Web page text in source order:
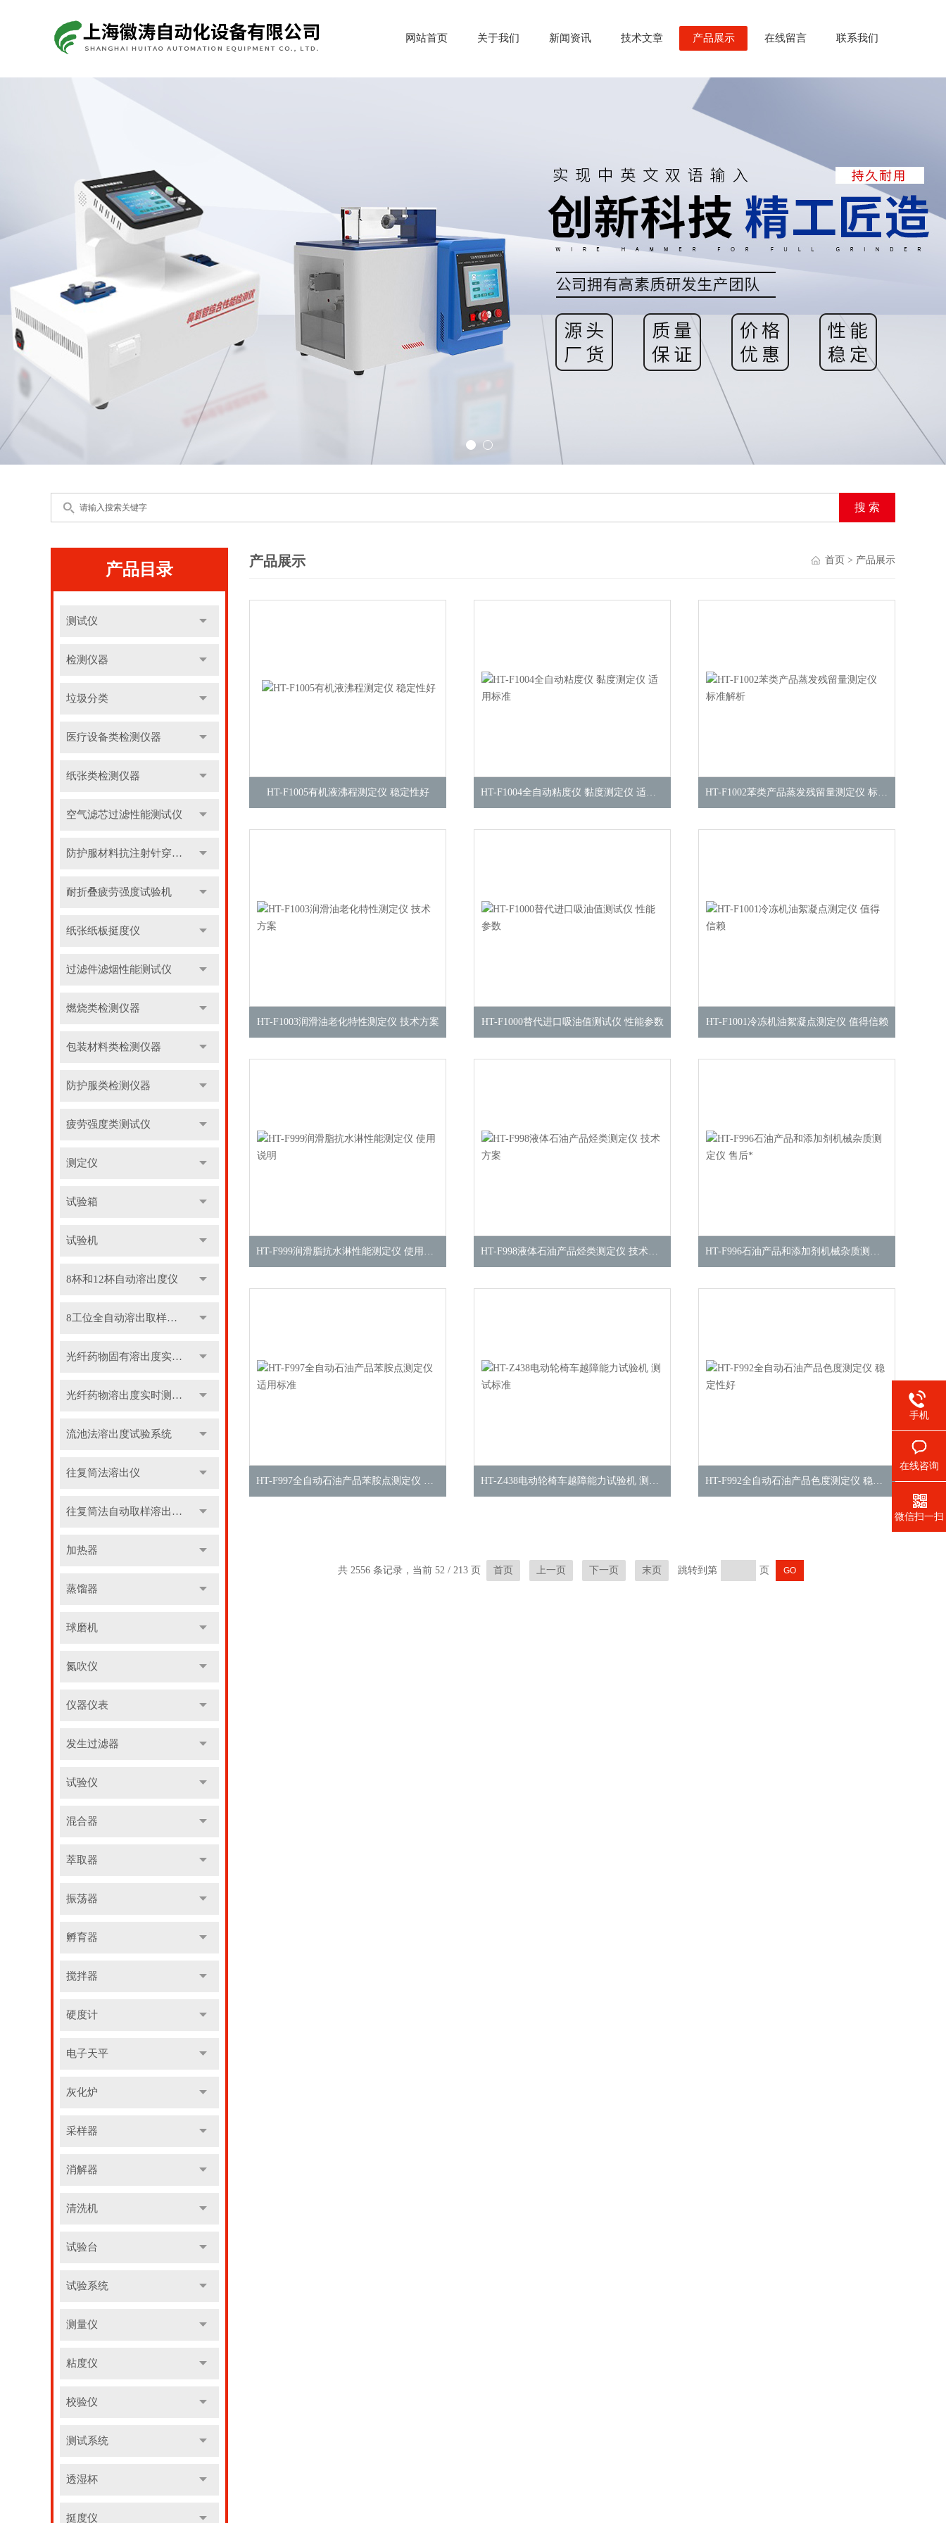
网站首页 关于我们 新闻资讯 技术文章 产品展示 在线留言 联系我们
产品目录
测试仪
检测仪器
垃圾分类
医疗设备类检测仪器
纸张类检测仪器
空气滤芯过滤性能测试仪
防护服材料抗注射针穿刺性能测试仪
耐折叠疲劳强度试验机
纸张纸板挺度仪
过滤件滤烟性能测试仪
燃烧类检测仪器
包装材料类检测仪器
防护服类检测仪器
疲劳强度类测试仪
测定仪
试验箱
试验机
8杯和12杯自动溶出度仪
8工位全自动溶出取样收集系统
光纤药物固有溶出度实时测定仪
光纤药物溶出度实时测定仪
流池法溶出度试验系统
往复筒法溶出仪
往复筒法自动取样溶出系统
加热器
蒸馏器
球磨机
氮吹仪
仪器仪表
发生过滤器
试验仪
混合器
萃取器
振荡器
孵育器
搅拌器
硬度计
电子天平
灰化炉
采样器
消解器
清洗机
试验台
试验系统
测量仪
粘度仪
校验仪
测试系统
透湿杯
挺度仪
产品展示 首页 > 产品展示
HT-F1005有机液沸程测定仪 稳定性好 HT-F1004全自动粘度仪 黏度测定仪 适用标准 HT-F1002苯类产品蒸发残留量测定仪 标准解析
HT-F1003润滑油老化特性测定仪 技术方案 HT-F1000替代进口吸油值测试仪 性能参数 HT-F1001冷冻机油絮凝点测定仪 值得信赖
HT-F999润滑脂抗水淋性能测定仪 使用说明 HT-F998液体石油产品烃类测定仪 技术方案 HT-F996石油产品和添加剂机械杂质测定仪 售后*
HT-F997全自动石油产品苯胺点测定仪 适用标准 HT-Z438电动轮椅车越障能力试验机 测试标准 HT-F992全自动石油产品色度测定仪 稳定性好
共 2556 条记录，当前 52 / 213 页 首页 上一页 下一页 末页 跳转到第 页
手机
在线咨询
微信扫一扫